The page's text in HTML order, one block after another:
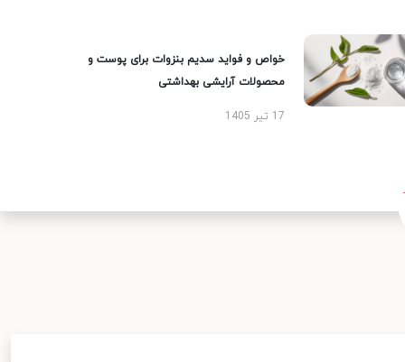
خواص و فواید سدیم بنزوات برای پوست و
محصولات آرایشی بهداشتی
17 تیر 1405